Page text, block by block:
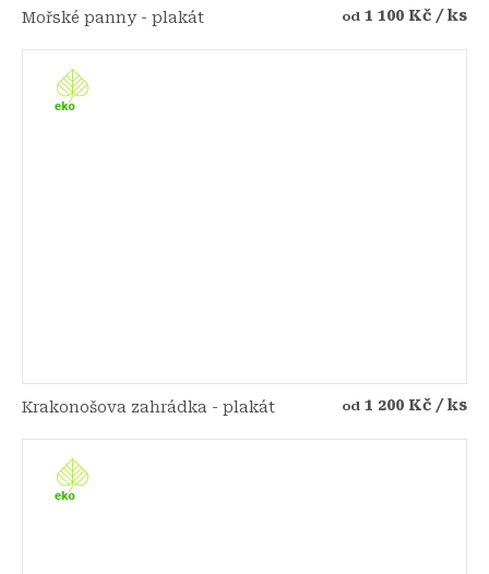
Mořské panny - plakát od 1 100 Kč / ks
Krakonošova zahrádka - plakát od 1 200 Kč / ks